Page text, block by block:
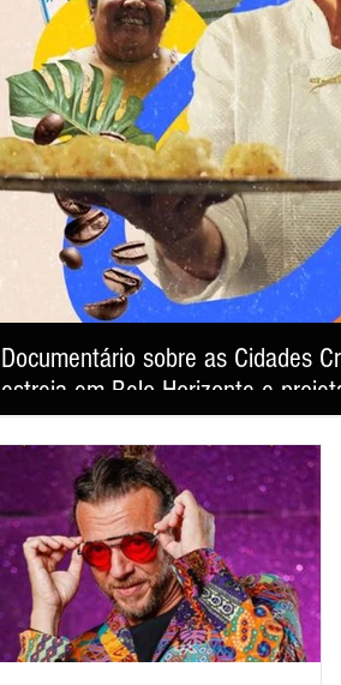
Documentário sobre as Cidades
estreia em Belo Horizonte e
revelando como a gastronomia se tornou uma
desenvolvimento sustentável e fortalecimento da